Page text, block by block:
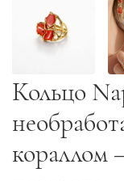
Кольцо
кораллом